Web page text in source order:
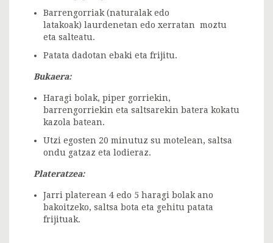
Barrengorriak (naturalak edo
latakoak) laurdenetan edo xerratan moztu
eta salteatu.
Patata dadotan ebaki eta frijitu.
Bukaera:
Haragi bolak, piper gorriekin,
barrengorriekin eta saltsarekin batera kokatu
kazola batean.
Utzi egosten 20 minutuz su motelean, saltsa
ondu gatzaz eta lodieraz.
Plateratzea:
Jarri platerean 4 edo 5 haragi bolak ano
bakoitzeko, saltsa bota eta gehitu patata
frijituak.